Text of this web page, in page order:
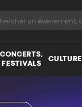
CONCERTS,
FESTIVALS
CULTURE